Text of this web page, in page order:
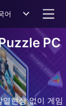
어
PC
현상 없이 게임